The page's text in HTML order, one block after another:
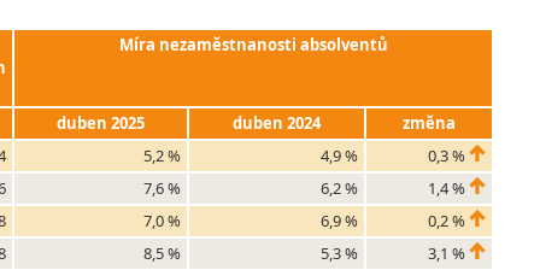
Míra nezaměstnanosti absolventů
duben 2025 duben 2024
změna
5,2 % 4,9 %
0,3 %
7,6 % 6,2 %
1,4 %
7,0 % 6,9 %
0,2 %
8,5 % 5,3 % 3,1 %